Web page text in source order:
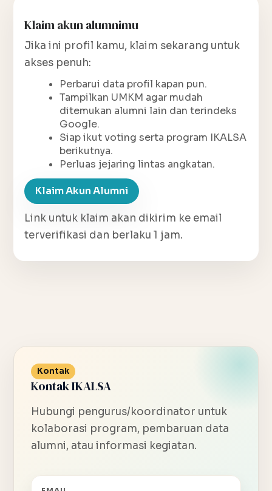
Klaim akun alumnimu
Jika ini profil kamu, klaim sekarang untuk
akses penuh:
Perbarui data profil kapan pun.
Tampilkan UMKM agar mudah
ditemukan alumni lain dan terindeks
Google.
Siap ikut voting serta program IKALSA
berikutnya.
Perluas jejaring lintas angkatan.
Klaim Akun Alumni
Link untuk klaim akan dikirim ke email
terverifikasi dan berlaku 1 jam.
Kontak
Kontak IKALSA
Hubungi pengurus/koordinator untuk
kolaborasi program, pembaruan data
alumni, atau informasi kegiatan.